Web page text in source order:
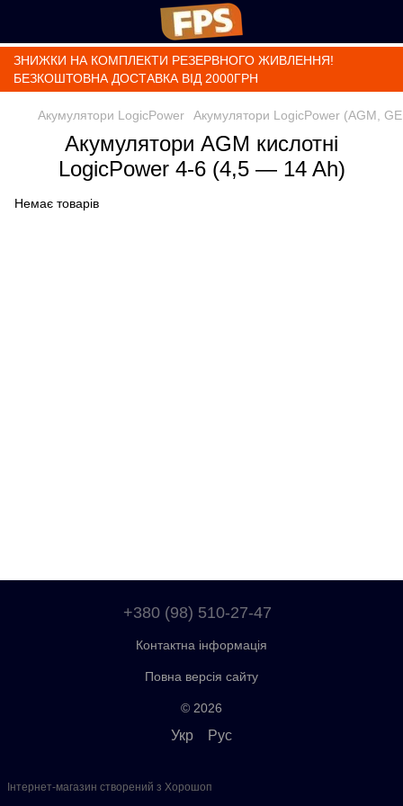
ЗНИЖКИ НА КОМПЛЕКТИ РЕЗЕРВНОГО ЖИВЛЕННЯ!
БЕЗКОШТОВНА ДОСТАВКА ВІД 2000ГРН
Акумулятори LogicPower Акумулятори LogicPower (AGM,
Акумулятори AGM кислотні
LogicPower 4-6 (4,5 — 14 Ah)
Немає товарів
+380 (98) 510-27-47
Контактна інформація
Повна версія сайту
© 2026
Укр Рус
Інтернет-магазин створений з Хорошоп